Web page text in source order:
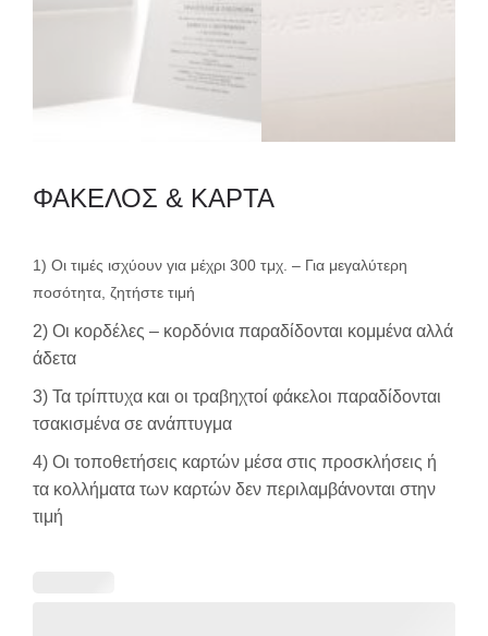
ΦΑΚΕΛΟΣ & ΚΑΡΤΑ
1) Οι τιμές ισχύουν για μέχρι 300 τμχ. – Για μεγαλύτερη
ποσότητα, ζητήστε τιμή
2) Οι κορδέλες – κορδόνια παραδίδονται κομμένα αλλά
άδετα
3) Τα τρίπτυχα και οι τραβηχτοί φάκελοι παραδίδονται
τσακισμένα σε ανάπτυγμα
4) Οι τοποθετήσεις καρτών μέσα στις προσκλήσεις ή
τα κολλήματα των καρτών δεν περιλαμβάνονται στην
τιμή